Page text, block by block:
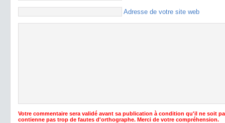
Adresse de votre site web
Votre commentaire sera validé avant sa publication à condition qu'il ne soit
contienne pas trop de fautes d'orthographe. Merci de votre compréhension.